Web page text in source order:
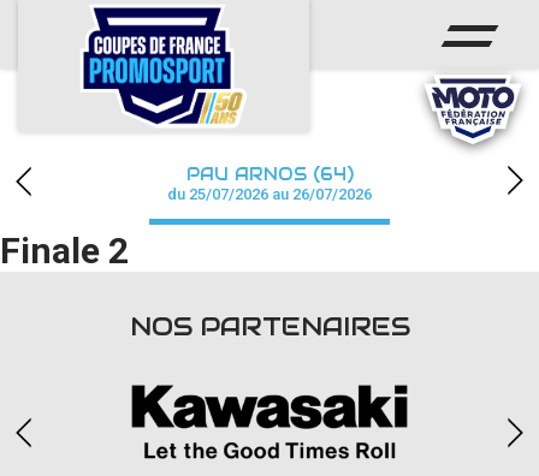
ACCUEIL
ACTUS
CALENDRIER
CHAMPIONNAT
RÉSULTATS
accéder à la billetterie
PAU ARNOS (64)
du 25/07/2026 au 26/07/2026
Finale 2
NOS PARTENAIRES